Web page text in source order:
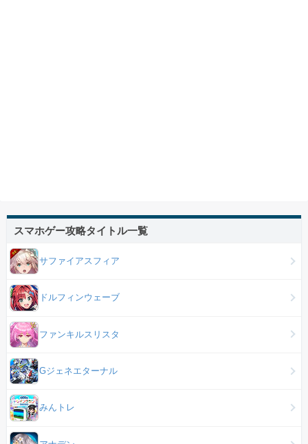
スマホゲー攻略タイトル一覧
サファイアスフィア
ドルフィンウェーブ
ファンキルスリスタ
Gジェネエターナル
みんトレ